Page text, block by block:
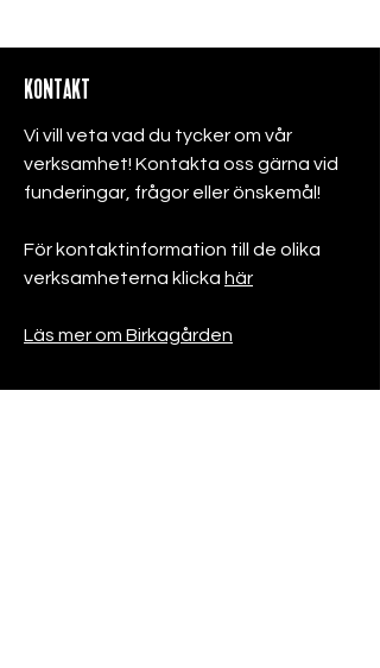
KONTAKT
Vi vill veta vad du tycker om vår
verksamhet! Kontakta oss gärna vid
funderingar, frågor eller önskemål!
För kontaktinformation till de olika
verksamheterna klicka här
Läs mer om Birkagården